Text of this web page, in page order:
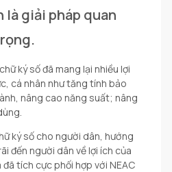
là giải pháp quan
ký số đã mang lại nhiều lợi
cá nhân như tăng tính bảo
nâng cao năng suất; nâng
ký số cho người dân, hướng
đến người dân về lợi ích của
tích cực phối hợp với NEAC